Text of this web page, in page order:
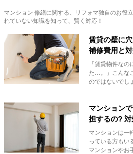
マンション 修繕に関する、リフォマ独自のお役
れていない知識を知って、賢く対応！
賃貸の壁に
補修費用と
「賃貸物件な
た…。」こんな
のではないでし
マンション
担するの?
教えします
マンションは一
っている方もい
マンションやお